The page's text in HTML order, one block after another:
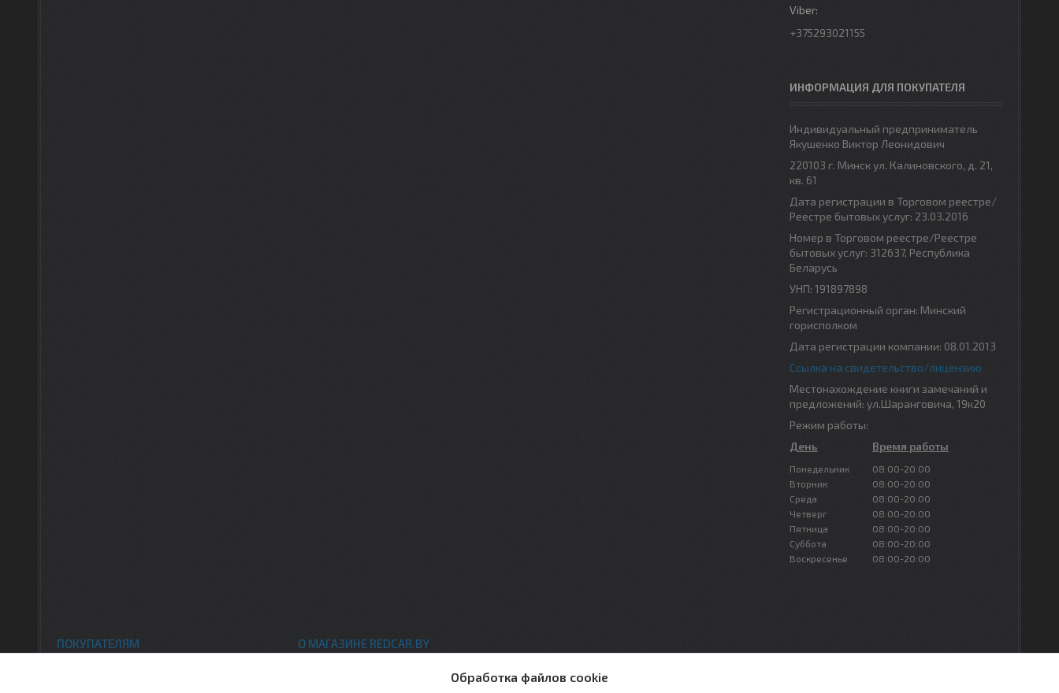
+375293021155
ИНФОРМАЦИЯ ДЛЯ ПОКУПАТЕЛЯ
Индивидуальный предприниматель
Якушенко Виктор Леонидович
220103 г. Минск ул. Калиновского, д. 21,
кв. 61
Дата регистрации в Торговом реестре/
Реестре бытовых услуг: 23.03.2016
Номер в Торговом реестре/Реестре
бытовых услуг: 312637, Республика
Беларусь
УНП: 191897898
Регистрационный орган: Минский
горисполком
Дата регистрации компании: 08.01.2013
Ссылка на свидетельство/лицензию
Местонахождение книги замечаний и
предложений: ул.Шаранговича, 19к20
Режим работы:
День
Время работы
Понедельник
08:00-20:00
Вторник
08:00-20:00
Среда
08:00-20:00
Четверг
08:00-20:00
Пятница
08:00-20:00
Суббота
08:00-20:00
Воскресенье
08:00-20:00
ПОКУПАТЕЛЯМ О МАГАЗИНЕ REDCAR.BY
Обработка файлов cookie